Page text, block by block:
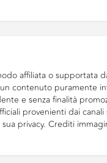
affiliata o supportata
contenuto puramente
e senza finalità
provenienti dai
privacy. Crediti